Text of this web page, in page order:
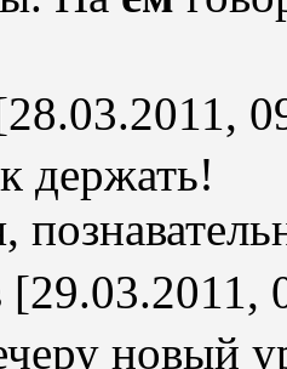
держать!
[29.03.2011,
новый